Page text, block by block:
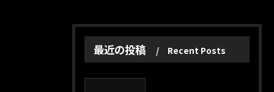
最近の投稿 Recent Posts